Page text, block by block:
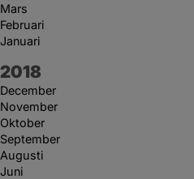
Mars
Februari
Januari
År:
2018
December
November
Oktober
September
Augusti
Juni